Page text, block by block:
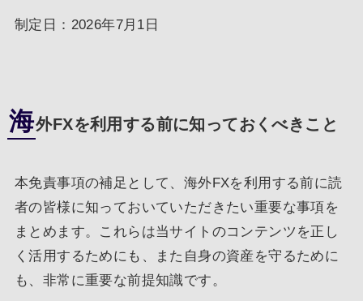
制定日：2026年7月1日
海外FXを利用する前に知っておくべきこと
本免責事項の補足として、海外FXを利用する前に読
者の皆様に知っておいていただきたい重要な事項を
まとめます。これらは当サイトのコンテンツを正し
く活用するためにも、また自身の資産を守るために
も、非常に重要な前提知識です。